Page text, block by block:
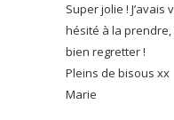
Super jolie ! J’avais
hésité à la
bien regretter !
Pleins de bisous xx
Marie